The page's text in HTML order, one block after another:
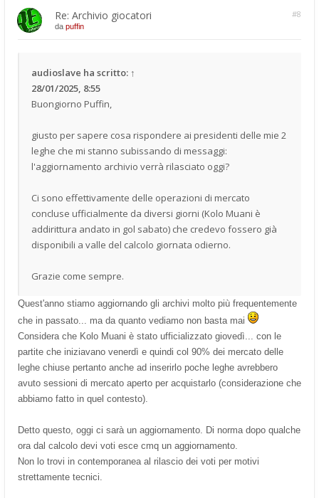
Re: Archivio giocatori #8
da puffin
audioslave ha scritto: ↑
28/01/2025, 8:55
Buongiorno Puffin,
giusto per sapere cosa rispondere ai presidenti delle mie 2
leghe che mi stanno subissando di messaggi:
l'aggiornamento archivio verrà rilasciato oggi?
Ci sono effettivamente delle operazioni di mercato
concluse ufficialmente da diversi giorni (Kolo Muani è
addirittura andato in gol sabato) che credevo fossero già
disponibili a valle del calcolo giornata odierno.
Grazie come sempre.
Quest'anno stiamo aggiornando gli archivi molto più frequentemente
che in passato... ma da quanto vediamo non basta mai
Considera che Kolo Muani è stato ufficializzato giovedì... con le
partite che iniziavano venerdì e quindi col 90% dei mercato delle
leghe chiuse pertanto anche ad inserirlo poche leghe avrebbero
avuto sessioni di mercato aperto per acquistarlo (considerazione che
abbiamo fatto in quel contesto).
Detto questo, oggi ci sarà un aggiornamento. Di norma dopo qualche
ora dal calcolo devi voti esce cmq un aggiornamento.
Non lo trovi in contemporanea al rilascio dei voti per motivi
strettamente tecnici.